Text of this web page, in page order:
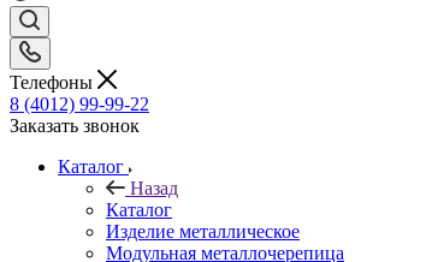
Телефоны
8 (4012) 99-99-22
Заказать звонок
Каталог
Назад
Каталог
Изделие металлическое
Модульная металлочерепица